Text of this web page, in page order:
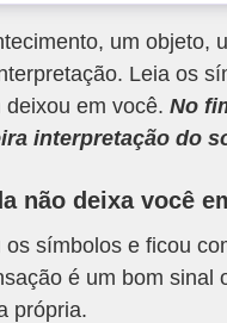
um objeto,
Leia os
deixou em você. No
interpretação do
não deixa você
os símbolos e ficou
é um bom sinal
própria.